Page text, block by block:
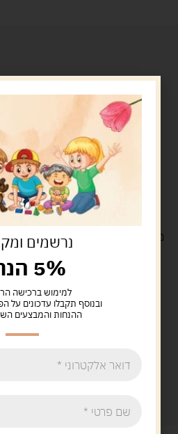
משלוח בקנייה מעל 329 ש"חנרשמים
5% הנחה
למימוש ברכישה
ובנוסף תקבלו עדכונים על
ההנחות והמבצעים